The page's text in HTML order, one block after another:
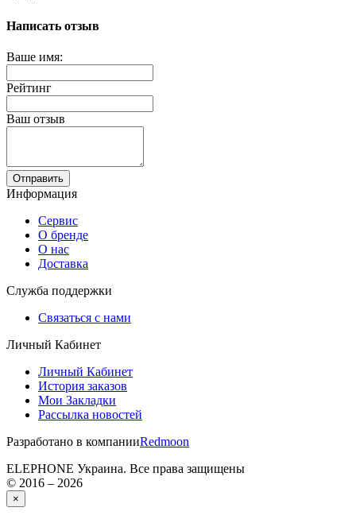
Написать отзыв
Ваше имя:
Рейтинг
Ваш отзыв
Отправить
Информация
Сервис
О бренде
О нас
Доставка
Служба поддержки
Связаться с нами
Личный Кабинет
Личный Кабинет
История заказов
Мои Закладки
Рассылка новостей
Разработано в компанииRedmoon
ELEPHONE Украина. Все права защищены
© 2016 – 2026
×